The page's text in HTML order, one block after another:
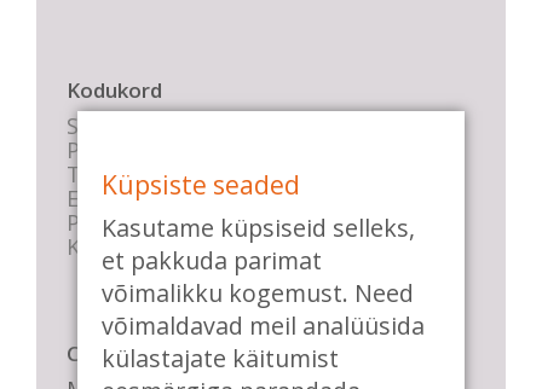
Kodukord
Stuudio sisekord
Privaatsustingimused
Tasemete kirjeldused
E-poe tingimused
Parkimise info
KKK
Casa de Baile
Küpsiste seaded
Kasutame küpsiseid selleks,
et pakkuda parimat
võimalikku kogemust. Need
võimaldavad meil analüüsida
külastajate käitumist